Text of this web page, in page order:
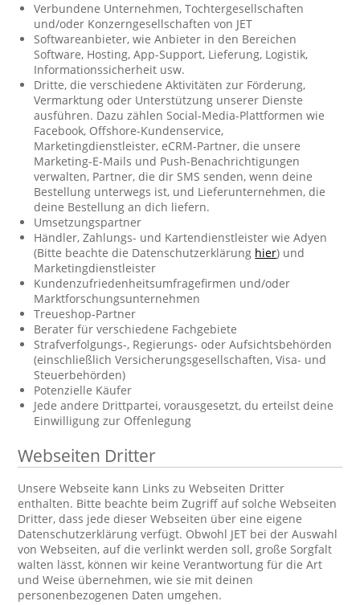
Verbundene Unternehmen, Tochtergesellschaften
und/oder Konzerngesellschaften von JET
Softwareanbieter, wie Anbieter in den Bereichen
Software, Hosting, App-Support, Lieferung, Logistik,
Informationssicherheit usw.
Dritte, die verschiedene Aktivitäten zur Förderung,
Vermarktung oder Unterstützung unserer Dienste
ausführen. Dazu zählen Social-Media-Plattformen wie
Facebook, Offshore-Kundenservice,
Marketingdienstleister, eCRM-Partner, die unsere
Marketing-E-Mails und Push-Benachrichtigungen
verwalten, Partner, die dir SMS senden, wenn deine
Bestellung unterwegs ist, und Lieferunternehmen, die
deine Bestellung an dich liefern.
Umsetzungspartner
Händler, Zahlungs- und Kartendienstleister wie Adyen
(Bitte beachte die Datenschutzerklärung hier) und
Marketingdienstleister
Kundenzufriedenheitsumfragefirmen und/oder
Marktforschungsunternehmen
Treueshop-Partner
Berater für verschiedene Fachgebiete
Strafverfolgungs-, Regierungs- oder Aufsichtsbehörden
(einschließlich Versicherungsgesellschaften, Visa- und
Steuerbehörden)
Potenzielle Käufer
Jede andere Drittpartei, vorausgesetzt, du erteilst deine
Einwilligung zur Offenlegung
Webseiten Dritter
Unsere Webseite kann Links zu Webseiten Dritter
enthalten. Bitte beachte beim Zugriff auf solche Webseiten
Dritter, dass jede dieser Webseiten über eine eigene
Datenschutzerklärung verfügt. Obwohl JET bei der Auswahl
von Webseiten, auf die verlinkt werden soll, große Sorgfalt
walten lässt, können wir keine Verantwortung für die Art
und Weise übernehmen, wie sie mit deinen
personenbezogenen Daten umgehen.